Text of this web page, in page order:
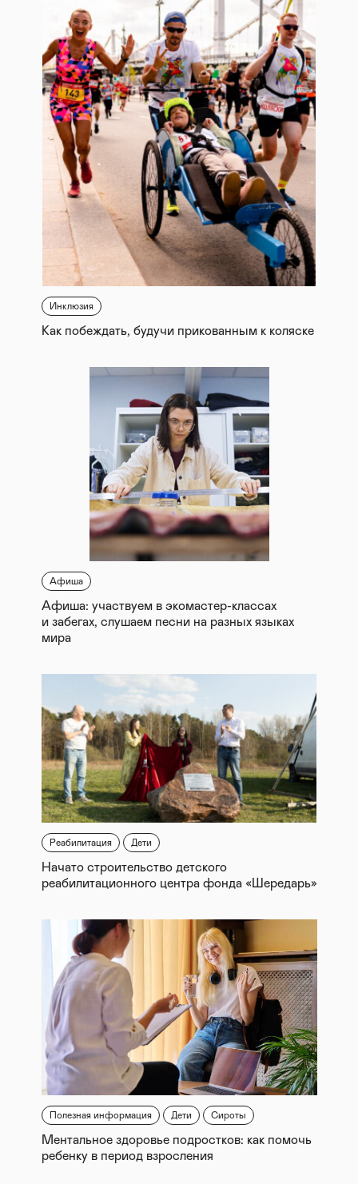
Инклюзия
Как побеждать, будучи прикованным к коляске
Афиша
Афиша: участвуем в экомастер-классах
и забегах, слушаем песни на разных языках
мира
Реабилитация Дети
Начато строительство детского
реабилитационного центра фонда «Шередарь»
Полезная информация Дети Сироты
Ментальное здоровье подростков: как помочь
ребенку в период взросления